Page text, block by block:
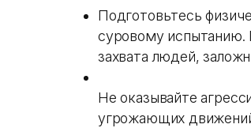
Подготовьтесь
суровому испытанию.
захвата людей,
Не оказывайте
угрожающих